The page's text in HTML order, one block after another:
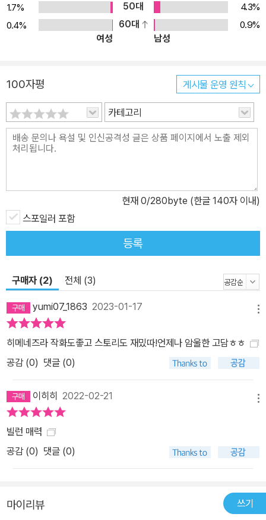
1.7%
50대
4.3%
0.4%
60대
0.9%
여성
남성
100자평 게시물 운영 원칙
카테고리
현재 0/280byte (한글 140자 이내)
스포일러 포함
등록
구매자 (2) 전체 (3)
yumi07_1863 2023-01-17
히메네즈라 작화도좋고 스토리도 재밌따!언제나 암울한 고담ㅎㅎ
공감 (0) 댓글 (0)
이히히 2022-02-21
빌런 매력
공감 (0) 댓글 (0)
마이리뷰 쓰기